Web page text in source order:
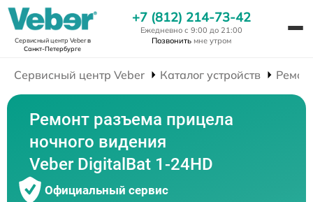
Сервисный центр Veberв
Санкт-Петербурге
+7 (812) 214-73-42
Ежедневно с 9:00 до 21:00
Позвонить мне утром
Сервисный центр Veber Каталог устройств
Ремонт разъема прицела
ночного видения
Veber DigitalBat 1-24HD
Официальный сервис